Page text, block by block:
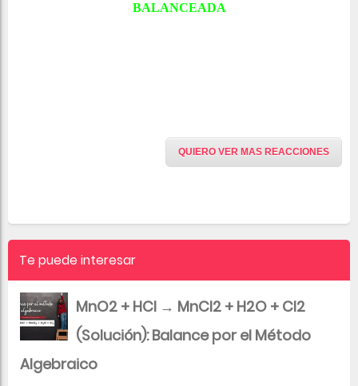
BALANCEADA
QUIERO VER MAS REACCIONES
Te puede interesar
MnO2 + HCl → MnCl2 + H2O + Cl2
(Solución): Balance por el Método
Algebraico